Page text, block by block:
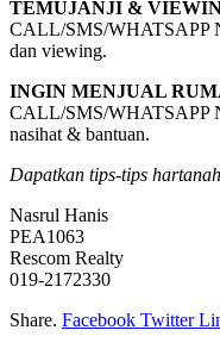
TEMUJANJI &
CALL/SMS/WHATSAPP
dan viewing.
INGIN MENJUAL
CALL/SMS/WHATSAPP
nasihat & bantuan.
Dapatkan tips-tips
Nasrul Hanis
PEA1063
Rescom Realty
019-2172330
Share. Facebook Twitter